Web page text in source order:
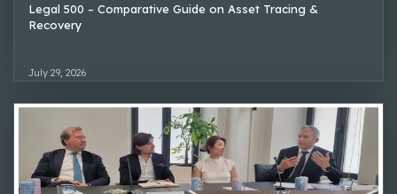
Legal 500 – Comparative Guide on Asset Tracing &
Recovery
July 29, 2026